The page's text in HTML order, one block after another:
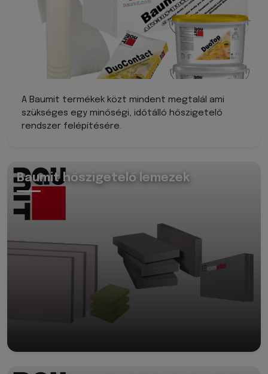
A Baumit termékek közt mindent megtalál ami
szükséges egy minőségi, időtálló hőszigetelő
rendszer felépítésére.
Baumit hőszigetelő lemezek